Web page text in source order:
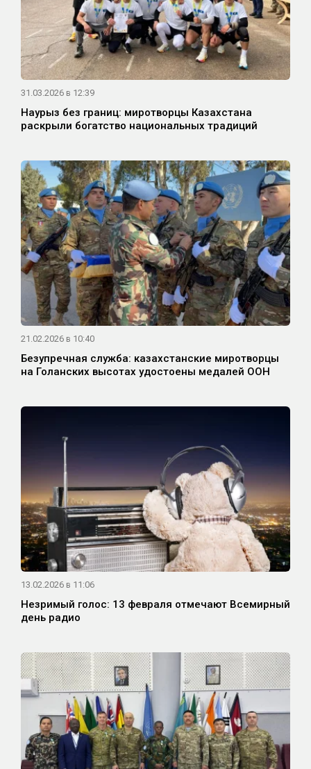
31.03.2026 в 12:39
Наурыз без границ: миротворцы Казахстана
раскрыли богатство национальных традиций
21.02.2026 в 10:40
Безупречная служба: казахстанские миротворцы
на Голанских высотах удостоены медалей ООН
13.02.2026 в 11:06
Незримый голос: 13 февраля отмечают Всемирный
день радио